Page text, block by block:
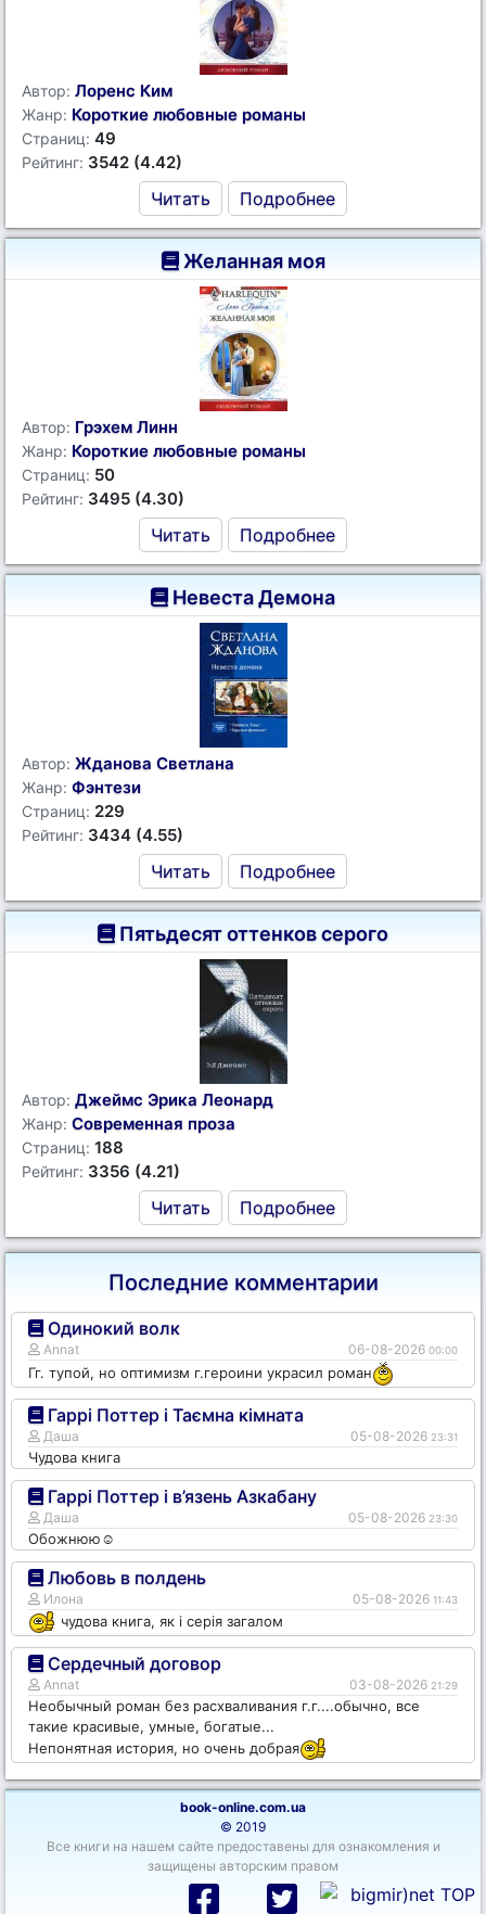
Автор: Лоренс Ким
Жанр: Короткие любовные романы
Страниц: 49
Рейтинг: 3542 (4.42)
Читать Подробнее
Желанная моя
Автор: Грэхем Линн
Жанр: Короткие любовные романы
Страниц: 50
Рейтинг: 3495 (4.30)
Читать Подробнее
Невеста Демона
Автор: Жданова Светлана
Жанр: Фэнтези
Страниц: 229
Рейтинг: 3434 (4.55)
Читать Подробнее
Пятьдесят оттенков серого
Автор: Джеймс Эрика Леонард
Жанр: Современная проза
Страниц: 188
Рейтинг: 3356 (4.21)
Читать Подробнее
Последние комментарии
Одинокий волк
Annat 06-08-2026 00:00
Гг. тупой, но оптимизм г.героини украсил роман
Гаррі Поттер і Таємна кімната
Даша 05-08-2026 23:31
Чудова книга
Гаррі Поттер і в’язень Азкабану
Даша 05-08-2026 23:30
Обожнюю☺️
Любовь в полдень
Илона 05-08-2026 11:43
чудова книга, як і серія загалом
Сердечный договор
Annat 03-08-2026 21:29
Необычный роман без расхваливания г.г....обычно, все
такие красивые, умные, богатые...
Непонятная история, но очень добрая
book-online.com.ua
© 2019
Все книги на нашем сайте предоставены для ознакомления и
защищены авторским правом